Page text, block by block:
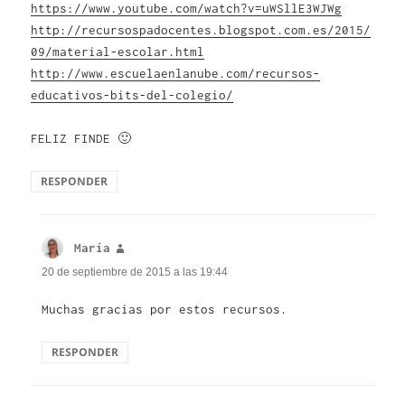
https://www.youtube.com/watch?v=uWSllE3WJWg
http://recursospadocentes.blogspot.com.es/2015/
09/material-escolar.html
http://www.escuelaenlanube.com/recursos-
educativos-bits-del-colegio/
FELIZ FINDE 🙂
RESPONDER
María
20 de septiembre de 2015 a las 19:44
Muchas gracias por estos recursos.
RESPONDER